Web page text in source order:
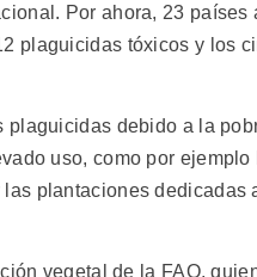
Por ahora, 23 países
plaguicidas tóxicos y los
debido a la
uso, como por ejemplo
plantaciones dedicadas
vegetal de la FAO,